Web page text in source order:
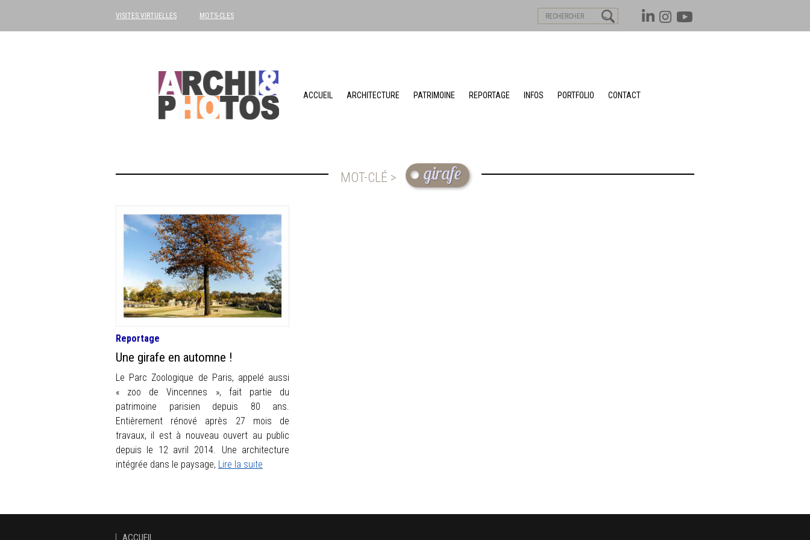
VISITES VIRTUELLES MOTS-CLES
ACCUEIL ARCHITECTURE PATRIMOINE REPORTAGE INFOS PORTFOLIO CONTACT
MOT-CLÉ > girafe
Reportage
Une girafe en automne !
Le Parc Zoologique de Paris, appelé aussi
« zoo de Vincennes », fait partie du
patrimoine parisien depuis 80 ans.
Entièrement rénové après 27 mois de
travaux, il est à nouveau ouvert au public
depuis le 12 avril 2014. Une architecture
intégrée dans le paysage, Lire la suite
ACCUEIL